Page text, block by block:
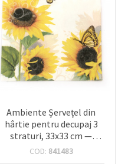
Ambiente Șervețel din
hârtie pentru decupaj 3
straturi, 33x33 cm —
model Floarea-soarelui
COD: 841483